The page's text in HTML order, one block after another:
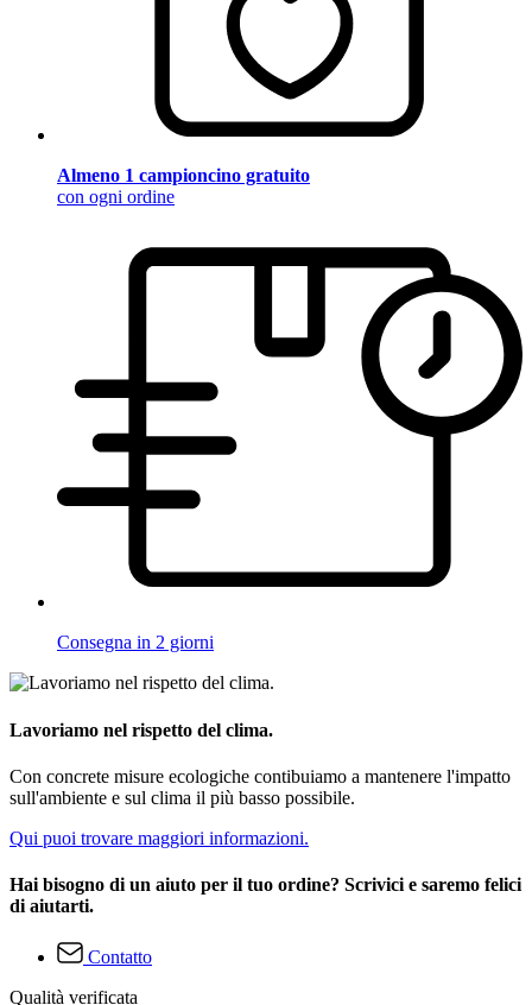
Almeno 1 campioncino gratuito
con ogni ordine
Consegna in 2 giorni
Lavoriamo nel rispetto del clima.
Con concrete misure ecologiche contibuiamo a mantenere l'impatto
sull'ambiente e sul clima il più basso possibile.
Qui puoi trovare maggiori informazioni.
Hai bisogno di un aiuto per il tuo ordine? Scrivici e saremo felici
di aiutarti.
Contatto
Qualità verificata